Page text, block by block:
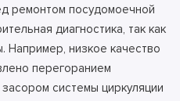
ремонтом посудомоечной
диагностика, так как
Например, низкое качество
перегоранием
системы циркуляции